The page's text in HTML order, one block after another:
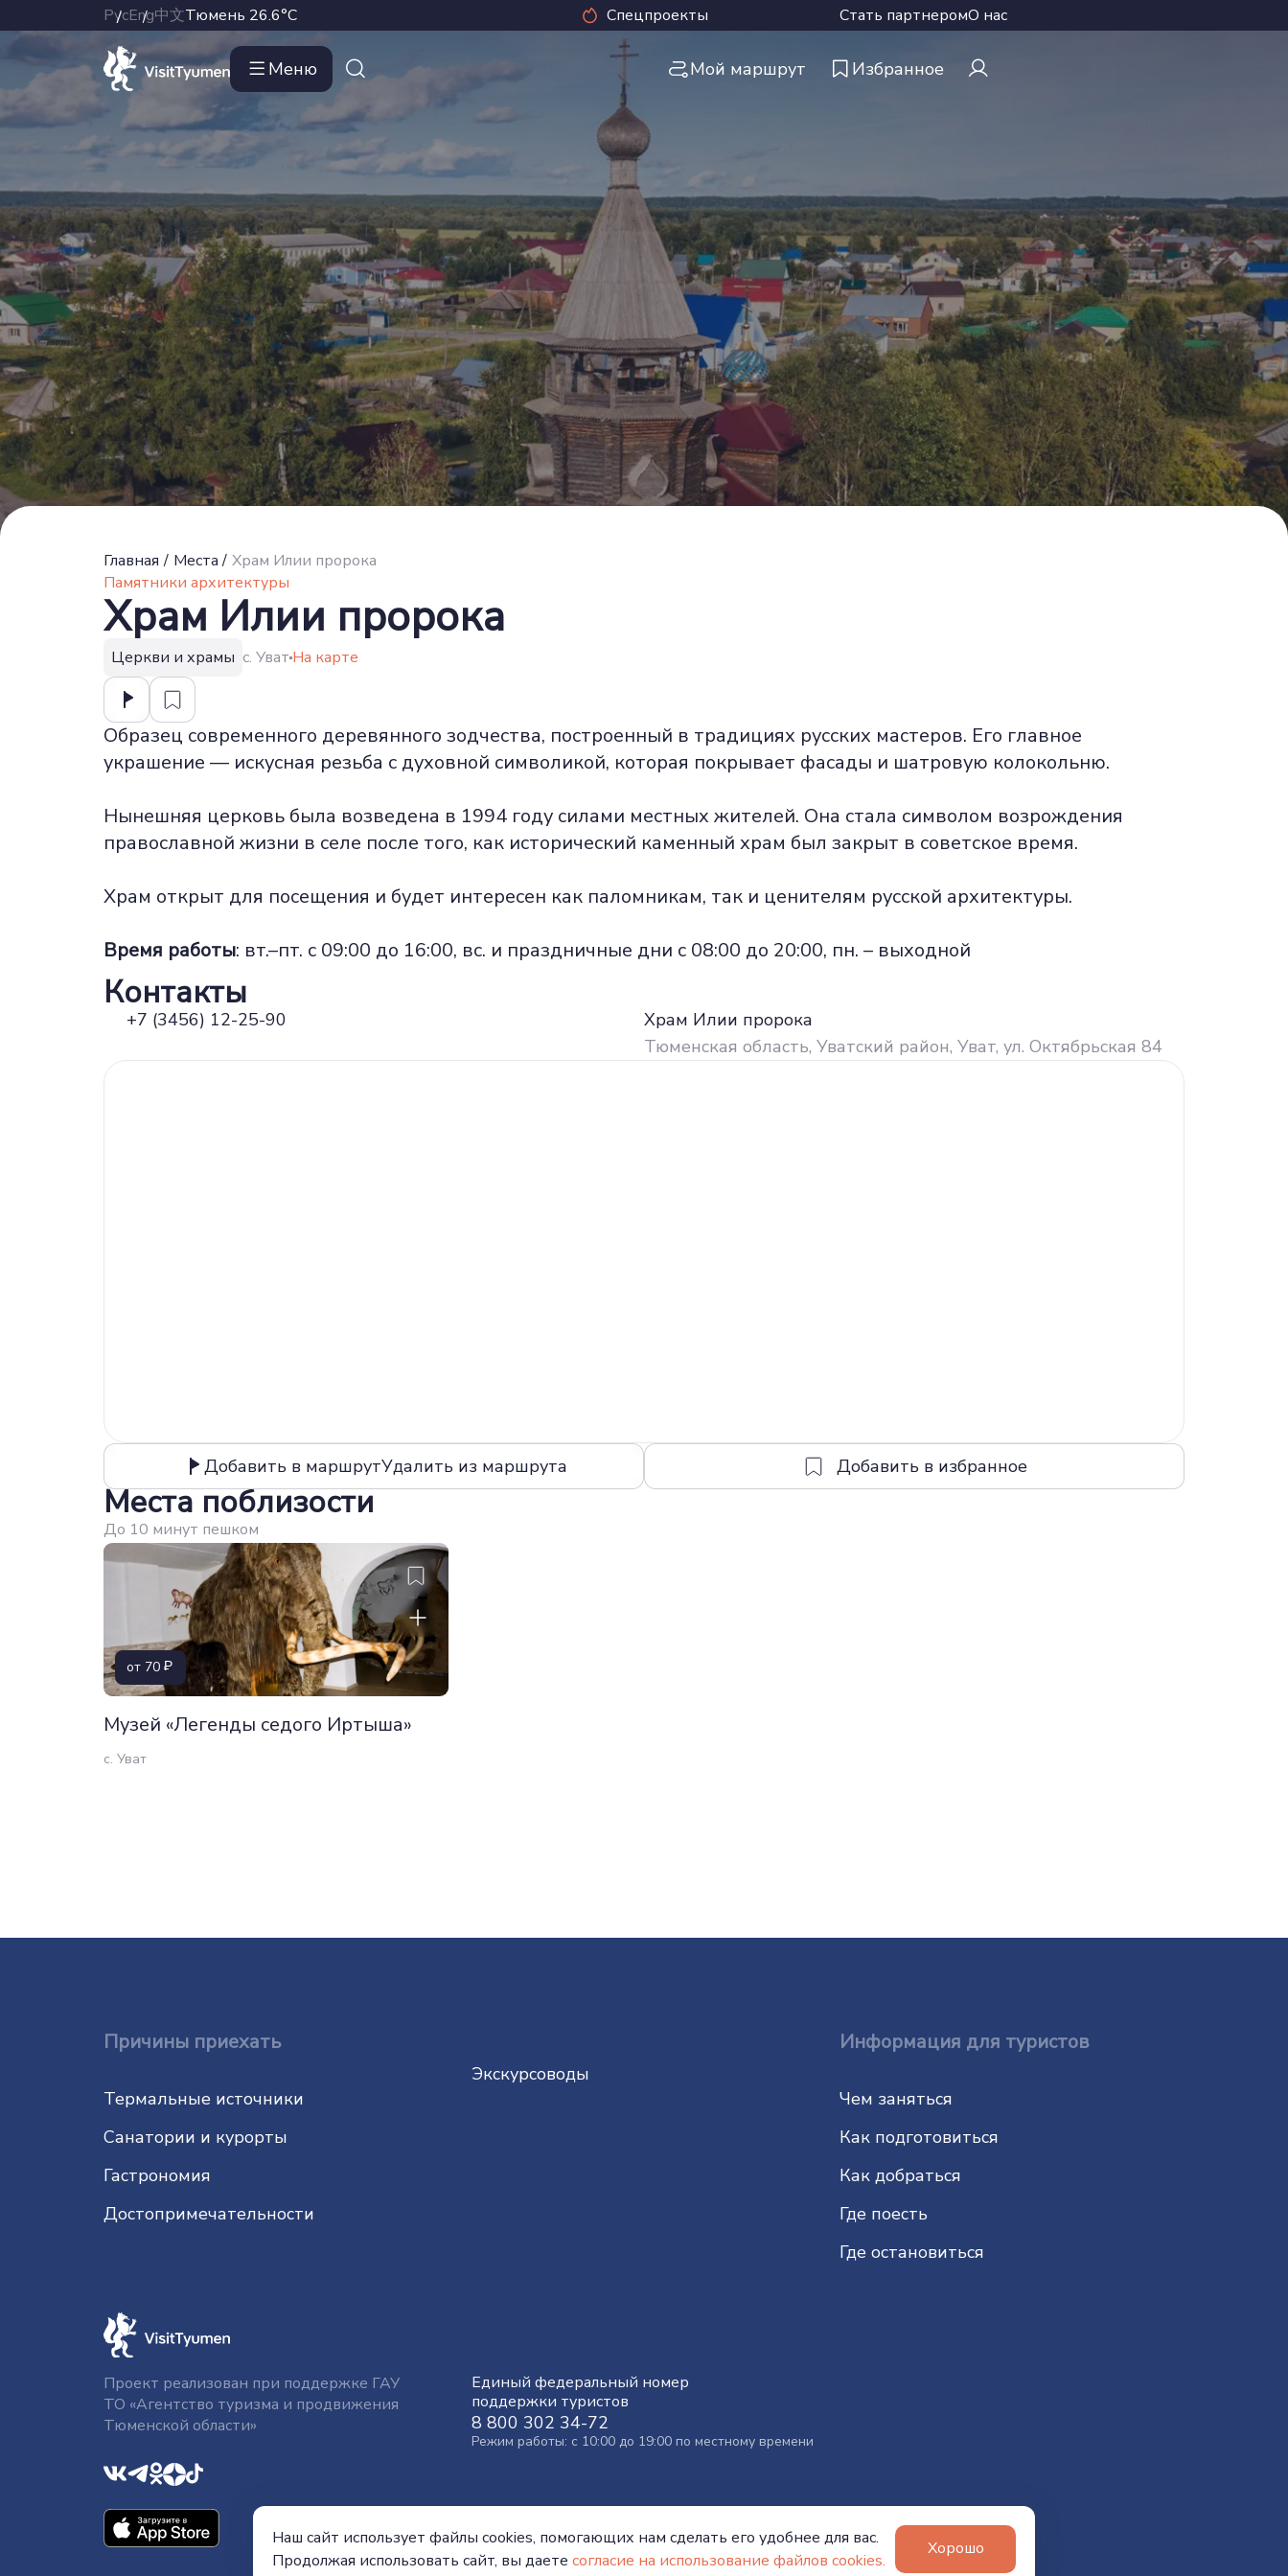
РусEng中文Тюмень 26.6°C Спецпроекты Стать партнеромО нас
Меню Мой маршрут Избранное
Главная / Места / Храм Илии пророка
Памятники архитектуры
Храм Илии пророка
Церкви и храмы с. Уват На карте
Образец современного деревянного зодчества, построенный в традициях русских мастеров. Его главное
украшение — искусная резьба с духовной символикой, которая покрывает фасады и шатровую колокольню.
Нынешняя церковь была возведена в 1994 году силами местных жителей. Она стала символом возрождения
православной жизни в селе после того, как исторический каменный храм был закрыт в советское время.
Храм открыт для посещения и будет интересен как паломникам, так и ценителям русской архитектуры.
Время работы: вт.–пт. с 09:00 до 16:00, вс. и праздничные дни с 08:00 до 20:00, пн. – выходной
Контакты
+7 (3456) 12-25-90
Храм Илии пророка
Тюменская область, Уватский район, Уват, ул. Октябрьская 84
Добавить в маршрутУдалить из маршрута
Места поблизости
До 10 минут пешком
от 70
Музей «Легенды седого Иртыша»
с. Уват
Причины приехать
Термальные источники
Санатории и курорты
Гастрономия
До­сто­при­ме­ча­тель­нос­ти
Экскурсоводы
Информация для туристов
Чем заняться
Как подготовиться
Как добраться
Где поесть
Где остановиться
Проект реализован при поддержке ГАУ
ТО «Агентство туризма и продвижения
Тюменской области»
Единый федеральный номер
поддержки туристов
8 800 302 34-72
Режим работы: с 10:00 до 19:00 по местному времени
Наш сайт использует файлы cookies, помогающих нам сделать его удобнее для вас.
Продолжая использовать сайт, вы даете согласие на использование файлов cookies.
Хорошо